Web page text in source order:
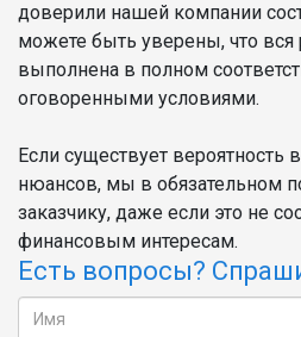
доверили нашей компании
можете быть уверены, что вся
выполнена в полном
оговоренными условиями.
Если существует вероятность
нюансов, мы в обязательном
заказчику, даже если это не
финансовым интересам.
Есть вопросы?